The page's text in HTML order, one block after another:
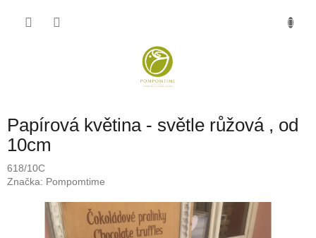
Papírová květina - světle růžová , od
10cm
618/10C
Značka: Pompomtime